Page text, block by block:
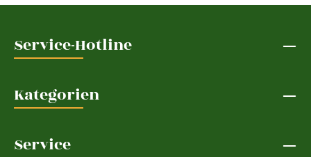
Service-Hotline
Kategorien
Service